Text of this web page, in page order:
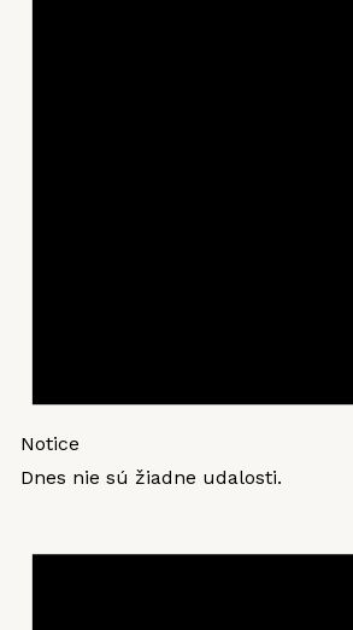
Notice
Dnes nie sú žiadne udalosti.